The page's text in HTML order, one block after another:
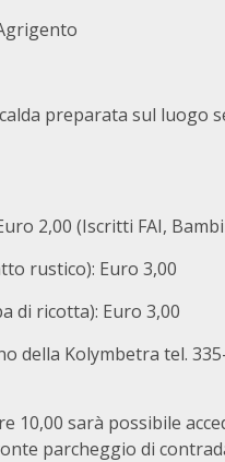
preparata sul luogo
2,00 (Iscritti FAI,
rustico): Euro 3,00
di ricotta): Euro 3,00
della Kolymbetra tel.
10,00 sarà possibile
parcheggio di